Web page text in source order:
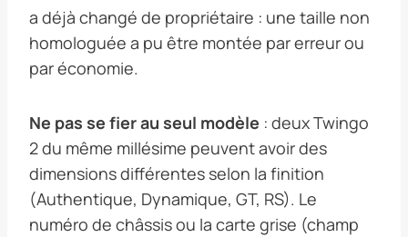
a déjà changé de propriétaire : une taille non
homologuée a pu être montée par erreur ou
par économie.
Ne pas se fier au seul modèle : deux Twingo
2 du même millésime peuvent avoir des
dimensions différentes selon la finition
(Authentique, Dynamique, GT, RS). Le
numéro de châssis ou la carte grise (champ